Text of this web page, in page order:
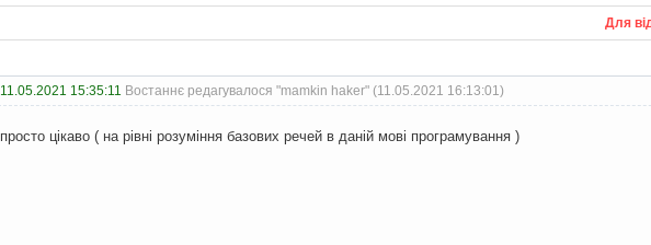
Для
11.05.2021 15:35:11 Востаннє редагувалося "mamkin haker" (11.05.2021 16:13:01)
просто цікаво ( на рівні розуміння базових речей в даній мові програмування )